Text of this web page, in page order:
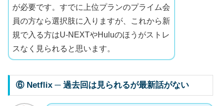
が必要です。すでに上位プランのプライム会
員の方なら選択肢に入りますが、これから新
規で入る方はU-NEXTやHuluのほうがストレ
スなく見られると思います。
⑥ Netflix ─ 過去回は見られるが最新話がない